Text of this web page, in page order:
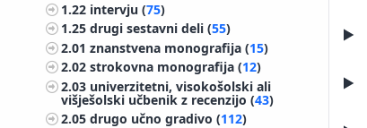
1.22 intervju (75)
1.25drugi sestavni deli (55)
2.01znanstvena monografija (15)
2.02strokovna monografija (12)
2.03 univerzitetni, visokošolski ali
višješolski učbenik z recenzijo (43)
2.05drugo učno gradivo (112)